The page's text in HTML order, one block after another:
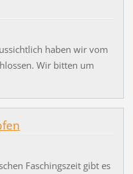
haben wir vom
Wir bitten um
Faschingszeit gibt es